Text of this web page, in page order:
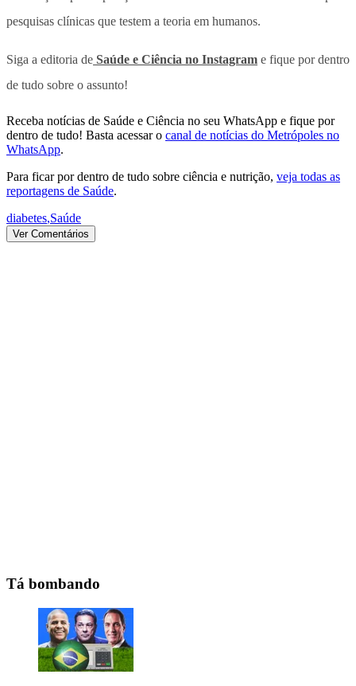
pesquisas clínicas que testem a teoria em humanos.
Siga a editoria de Saúde e Ciência no Instagram e fique por dentro
de tudo sobre o assunto!
Receba notícias de Saúde e Ciência no seu WhatsApp e fique por
dentro de tudo! Basta acessar o canal de notícias do Metrópoles no
WhatsApp.
Para ficar por dentro de tudo sobre ciência e nutrição, veja todas as
reportagens de Saúde.
diabetes,Saúde
Ver Comentários
Tá bombando